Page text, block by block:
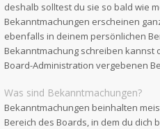
deshalb solltest du sie so bald wie
Bekanntmachungen erscheinen
ebenfalls in deinem persönlichen
Bekanntmachung schreiben kannst
Board-Administration vergebenen
Was sind Bekanntmachungen?
Bekanntmachungen beinhalten
Bereich des Boards, in dem du dich